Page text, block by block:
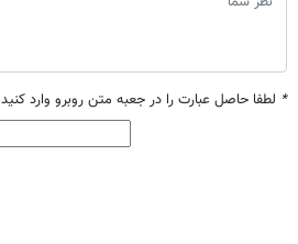
* لطفا حاصل عبارت را در جعبه متن روبرو وارد کنید